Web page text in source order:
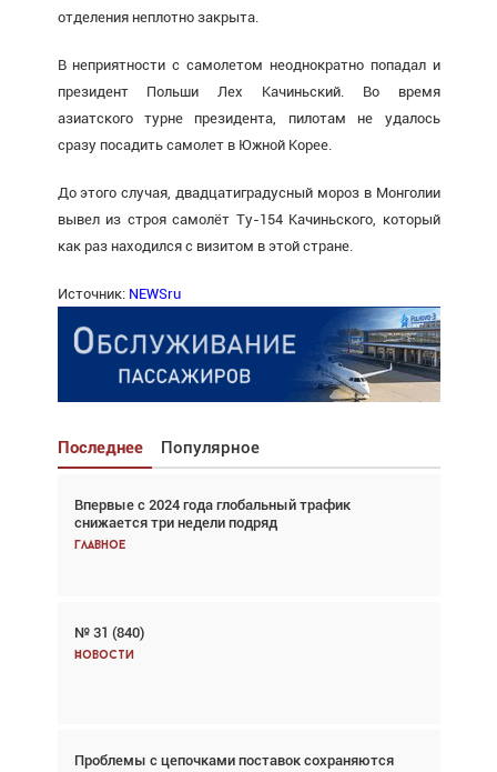
отделения неплотно закрыта.
В неприятности с самолетом неоднократно попадал и
президент Польши Лех Качиньский. Во время
азиатского турне президента, пилотам не удалось
сразу посадить самолетв Южной Корее.
До этого случая, двадцатиградусный мороз в Монголии
вывел из строя самолёт Ту-154 Качиньского, который
как раз находился с визитом в этой стране.
Источник: NEWSru
Последнее Популярное
Впервые с 2024 года глобальный трафик
снижается три недели подряд
Главное
№ 31 (840)
Новости
Проблемы с цепочками поставок сохраняются
Взгляд с высоты: тандем вертолётов и БПЛА в
спасательных операциях
Главное
Авиационный фотограф Дэйв Кох: «Фотография
говорит сама за себя... а ИИ всё портит»
Впервые с 2024 года глобальный трафик